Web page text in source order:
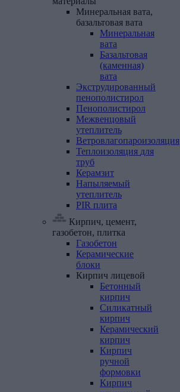
Минеральная вата,
базальтовая вата
Минеральная
вата
Базальтовая
(каменная)
вата
Экструдированный
пенополистирол
Пенополистирол
Межвенцовый
утеплитель
Ветровлагопароизоляция
Теплоизоляция для
труб
Керамзит
Напыляемый
утеплитель
PIR плита
Кирпич, цемент,
газобетон, плитка
Газобетон
Керамические
блоки
Кирпич лицевой
Бетонный
кирпич
Силикатный
кирпич
Керамический
кирпич
Кирпич
ручной
формовки
Кирпич